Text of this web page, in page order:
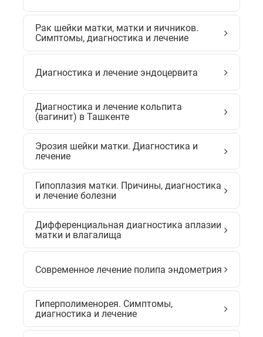
Рак шейки матки, матки и яичников.
Симптомы, диагностика и лечение
Диагностика и лечение эндоцервита
Диагностика и лечение кольпита
(вагинит) в Ташкенте
Эрозия шейки матки. Диагностика и
лечение
Гипоплазия матки. Причины, диагностика
и лечение болезни
Дифференциальная диагностика аплазии
матки и влагалища
Современное лечение полипа эндометрия
Гиперполименорея. Симптомы,
диагностика и лечение